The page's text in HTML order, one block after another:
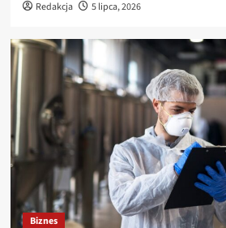
Redakcja 5 lipca, 2026
Biznes